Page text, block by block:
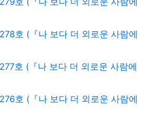
호 (『나 보다 더 외로운 사람에
호 (『나 보다 더 외로운 사람에
호 (『나 보다 더 외로운 사람에